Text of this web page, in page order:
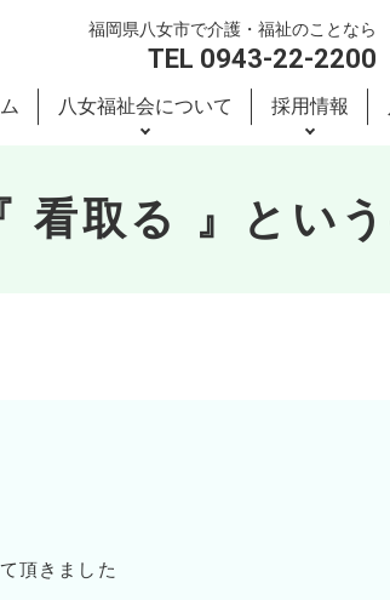
八女福祉会について 採用情報
福岡県八女市で介護・福祉のことなら
TEL 0943-22-2200
看取る 』とい
頂きました